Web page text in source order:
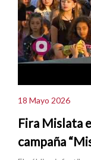
18 Mayo 2026
Fira Mislata
campaña